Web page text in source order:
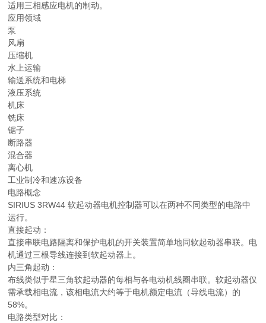
适用三相感应电机的制动。
应用领域
泵
风扇
压缩机
水上运输
输送系统和电梯
液压系统
机床
铣床
锯子
断路器
混合器
离心机
工业制冷和速冻设备
电路概念
SIRIUS 3RW44 软起动器电机控制器可以在两种不同类型的电路中
运行。
直接起动：
直接串联电路隔离和保护电机的开关装置简单地同软起动器串联。电
机通过三根导线连接到软起动器上。
内三角起动：
布线类似于星三角软起动器的每相与各电动机线圈串联。软起动器仅
需承载相电流，该相电流大约等于电机额定电流（导线电流）的
58%。
电路类型对比：